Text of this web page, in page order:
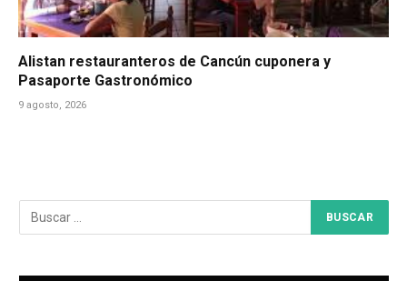
Alistan restauranteros de Cancún cuponera y
Pasaporte Gastronómico
9 agosto, 2026